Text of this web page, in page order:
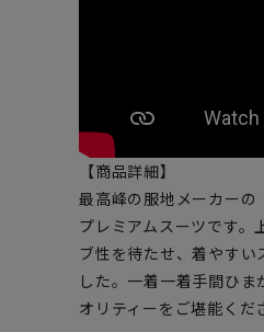
【商品詳細】
最高峰の服地メーカーの
プレミアムスーツです
ブ性を待たせ、着やす
した。一着一着手間ひ
オリティーをご堪能くだ